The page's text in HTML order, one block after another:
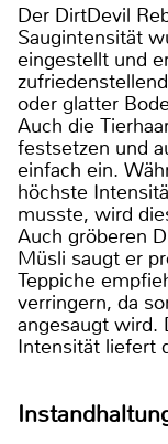
Der DirtDevil
Saugintensität
eingestellt und
oder glatter
Auch die
festsetzen und
einfach ein.
höchste
musste, wird
Auch gröberen
Müsli saugt er
Teppiche
verringern, da
angesaugt wird.
Intensität liefert